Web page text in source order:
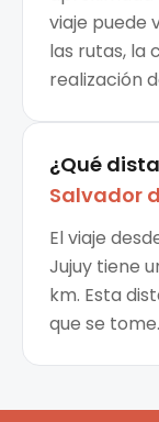
viaje puede
las rutas, la
realización
¿Qué
Salvador
El viaje
Jujuy tiene
km. Esta
que se tome.